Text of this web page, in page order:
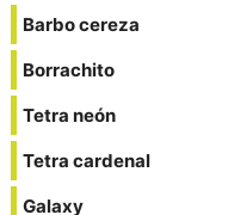
Barbo cereza
Borrachito
Tetra neón
Tetra cardenal
Galaxy